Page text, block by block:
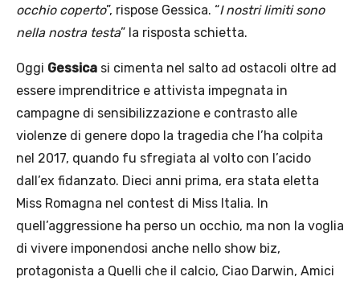
occhio coperto”, rispose Gessica. “I nostri limiti sono
nella nostra testa” la risposta schietta.
Oggi Gessica si cimenta nel salto ad ostacoli oltre ad
essere imprenditrice e attivista impegnata in
campagne di sensibilizzazione e contrasto alle
violenze di genere dopo la tragedia che l’ha colpita
nel 2017, quando fu sfregiata al volto con l’acido
dall’ex fidanzato. Dieci anni prima, era stata eletta
Miss Romagna nel contest di Miss Italia. In
quell’aggressione ha perso un occhio, ma non la voglia
di vivere imponendosi anche nello show biz,
protagonista a Quelli che il calcio, Ciao Darwin, Amici